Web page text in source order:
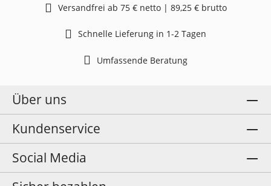
Versandfrei ab 75 € netto | 89,25 € brutto
Schnelle Lieferung in 1-2 Tagen
Umfassende Beratung
Über uns
Kundenservice
Social Media